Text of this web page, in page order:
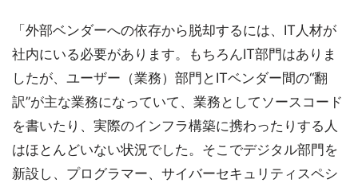
「外部ベンダーへの依存から脱却するには、IT人材が
社内にいる必要があります。もちろんIT部門はありま
したが、ユーザー（業務）部門とITベンダー間の“翻
訳”が主な業務になっていて、業務としてソースコード
を書いたり、実際のインフラ構築に携わったりする人
はほとんどいない状況でした。そこでデジタル部門を
新設し、プログラマー、サイバーセキュリティスペシ